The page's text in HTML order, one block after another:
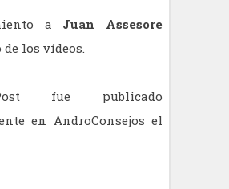
a Juan Assesore
los vídeos.
fue publicado
en AndroConsejos el